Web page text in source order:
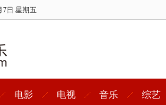
7日 星期五
电影 电视 音乐 综艺